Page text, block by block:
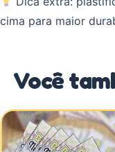
cima para maior
Você